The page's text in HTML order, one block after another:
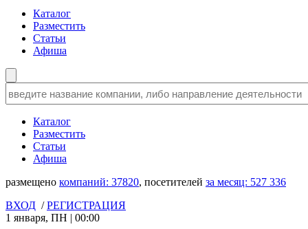
Каталог
Разместить
Статьи
Афиша
Каталог
Разместить
Статьи
Афиша
размещено компаний: 37820, посетителей за месяц: 527 336
ВХОД /РЕГИСТРАЦИЯ
1 января, ПН | 00:00